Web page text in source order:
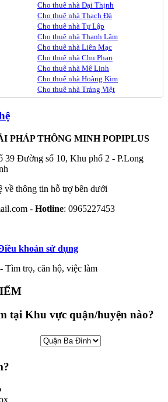
Cho thuê nhà Đại Thịnh
Cho thuê nhà Thạch Đà
Cho thuê nhà Tự Lập
Cho thuê nhà Thanh Lâm
Cho thuê nhà Liên Mạc
Cho thuê nhà Chu Phan
Cho thuê nhà Mê Linh
Cho thuê nhà Hoàng Kim
Cho thuê nhà Tráng Việt
PHÁP THÔNG MINH POPIPLUS
39 Đường số 10, Khu phố 2 - P.Long
thông tin hỗ trợ bên dưới
- Hotline: 0965227453
khoản sử dụng
trọ, căn hộ, việc làm
tại Khu vực quận/huyện nào?